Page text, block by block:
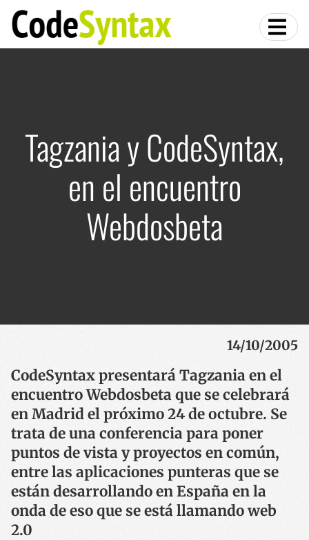
Tagzania y CodeSyntax,
en el encuentro
Webdosbeta
14/10/2005
CodeSyntax presentará Tagzania en el
encuentro Webdosbeta que se celebrará
en Madrid el próximo 24 de octubre. Se
trata de una conferencia para poner
puntos de vista y proyectos en común,
entre las aplicaciones punteras que se
están desarrollando en España en la
onda de eso que se está llamando web
2.0